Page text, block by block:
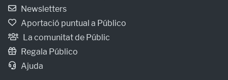
Newsletters
Aportació puntual a Público
La comunitat de Públic
Regala Público
Ajuda